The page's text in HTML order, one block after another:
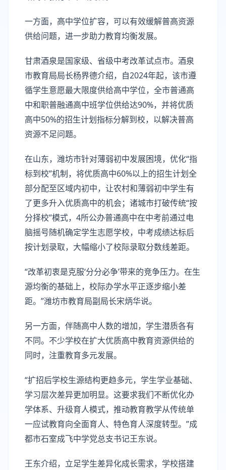
一方面，高中学位扩容，可以有效缓解普高资源
供给问题，进一步助力教育均衡发展。
甘肃酒泉是国家级、省级中考改革试点市。酒泉
市教育局局长杨界德介绍，自2024年起，该市遵
循学生意愿最大限度供给高中学位，全市普通高
中和职普融通高中班学位供给达90%，并将优质
高中50%的招生计划指标分解到校，以解决普高
资源不足问题。
在山东，潍坊市针对薄弱初中发展困境，优化“指
标到校”机制，将优质高中60%以上的招生计划全
部分配至区域内初中，让农村和薄弱初中学生有
了更多升入优质高中的机会；诸城市打破传统“按
分择校”模式，4所公办普通高中在中考前通过电
脑摇号随机确定学生志愿学校，中考成绩达标后
按计划录取，大幅缩小了校际录取分数线差距。
“改革初衷是克服‘分分必争’带来的竞争压力。在生
源均衡的基础上，校际办学水平正逐步缩小差
距。”潍坊市教育局副局长宋炳华说。
另一方面，伴随高中人数的增加，学生潜质各有
不同。不少学校在扩大优质高中教育资源供给的
同时，注重教育多元发展。
“扩招后学校生源结构更趋多元，学生学业基础、
学习层次差异更加明显。这要求我们不断优化办
学体系、升级育人模式，推动教育教学从传统单
一应试教育向全面育人、特色育人深度转型。”成
都市石室成飞中学党总支书记王东说。
王东介绍，立足学生差异化成长需求，学校搭建